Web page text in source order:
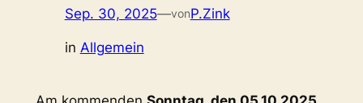
Sep. 30, 2025—vonP.Zink
in Allgemein